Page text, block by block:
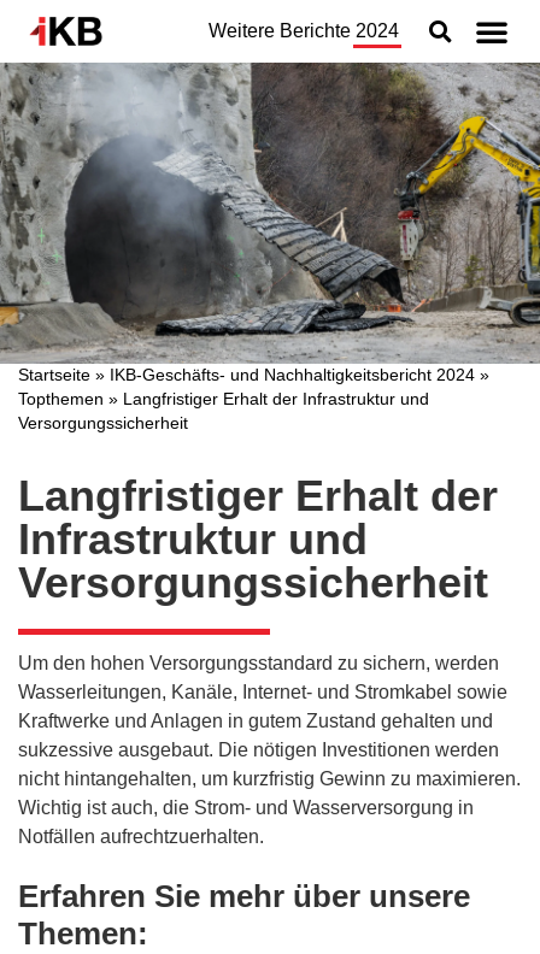
Weitere Berichte 2024
Topthemen
Nachhaltigkeit
Geschäftsbereiche
Organisation
Jahresabschluss
Konzern
Startseite » IKB-Geschäfts- und Nachhaltigkeitsbericht 2024 »
Topthemen » Langfristiger Erhalt der Infrastruktur und
Versorgungssicherheit
Langfristiger Erhalt der
Infrastruktur und
Versorgungssicherheit
Um den hohen Versorgungsstandard zu sichern, werden
Wasserleitungen, Kanäle, Internet- und Stromkabel sowie
Kraftwerke und Anlagen in gutem Zustand gehalten und
sukzessive ausgebaut. Die nötigen Investitionen werden
nicht hintangehalten, um kurzfristig Gewinn zu maximieren.
Wichtig ist auch, die Strom- und Wasserversorgung in
Notfällen aufrechtzuerhalten.
Erfahren Sie mehr über unsere
Themen: